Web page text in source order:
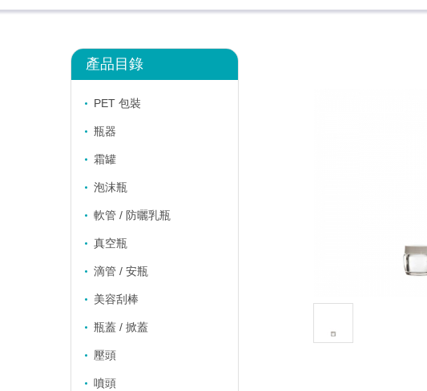
產品目錄
PET 包裝
瓶器
霜罐
泡沫瓶
軟管 / 防曬乳瓶
真空瓶
滴管 / 安瓶
美容刮棒
瓶蓋 / 掀蓋
壓頭
噴頭